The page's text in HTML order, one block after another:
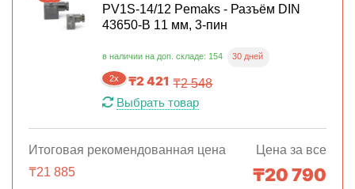
PV1S-14/12 Pemaks - Разъём DIN
43650-B 11 мм, 3-пин
в наличии на доп. складе: 154 30 дней
2x ₸2 421 ₸2 548
Выбрать товар
Итоговая рекомендованная цена
₸21 885
Цена за все
₸20 790